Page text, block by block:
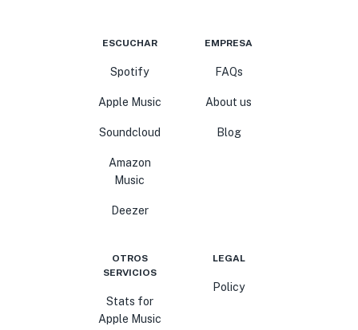
ESCUCHAR
Spotify
Apple Music
Soundcloud
Amazon
Music
Deezer
EMPRESA
FAQs
About us
Blog
OTROS
SERVICIOS
Stats for
Apple Music
LEGAL
Policy